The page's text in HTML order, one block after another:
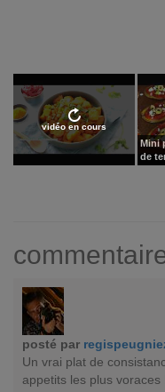
vidéo en cours
Mini
de
posté par
Un vrai plat de
appetits les plus voraces